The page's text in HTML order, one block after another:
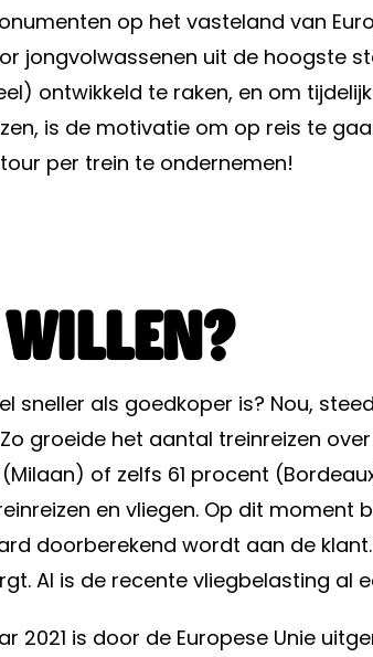
op het vasteland van
jongvolwassenen uit de hoogste
ontwikkeld te raken, en om
is de motivatie om op reis te
per trein te ondernemen!
willen?
sneller als goedkoper is? Nou,
groeide het aantal treinreizen
of zelfs 61 procent
en vliegen. Op dit moment
doorberekend wordt aan de
Al is de recente vliegbelasting al
2021 is door de Europese Unie